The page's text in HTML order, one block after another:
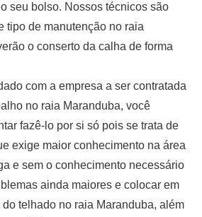
seu bolso. Nossos técnicos são
tipo de manutenção no raia
o conserto da calha de forma
com a empresa a ser contratada
no raia Maranduba, você
fazê-lo por si só pois se trata de
exige maior conhecimento na área
e sem o conhecimento necessário
ainda maiores e colocar em
telhado no raia Maranduba, além